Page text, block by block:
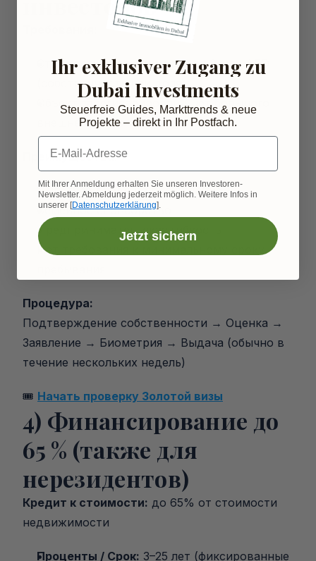
Стоимость недвижимости от 2 млн AED
(собственность или доля)
Объект зарегистрирован / нет большого
внешнего финансирования
Преимущества:
10-летнее право на проживание
Семейное спонсорство
Предпринимательская гибкость
Нет требования к минимальному сроку
Процедура:
Подтверждение собственности → Оценка →
Заявление → Биометрия → Выдача (обычно в
течение нескольких недель)
🎟️ Начать проверку Золотой визы
4) Финансирование до
65 % (также для
нерезидентов)
Кредит к стоимости: до 65% от стоимости
недвижимости
Проценты / Срок: 3–25 лет (фиксированные
Ihr exklusiver Zugang zu
Dubai Investments
Steuerfreie Guides, Markttrends & neue
Projekte – direkt in Ihr Postfach.
E-Mail-Adresse
Mit Ihrer Anmeldung erhalten Sie unseren Investoren-
Newsletter. Abmeldung jederzeit möglich. Weitere Infos in
unserer [Datenschutzerklärung].
Jetzt sichern